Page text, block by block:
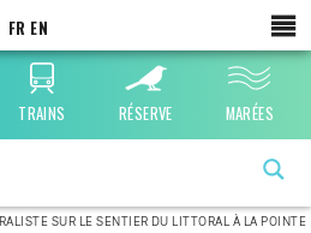
FR EN
TRAINS RÉSERVE MARÉES
SUR LE SENTIER DU LITTORAL À LA POINTE